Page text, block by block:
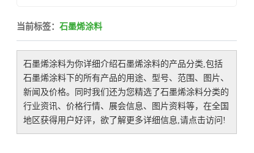
当前标签：石墨烯涂料
石墨烯涂料为你详细介绍石墨烯涂料的产品分类,包括
石墨烯涂料 下的所有产品的用途、型号、范围、图片、
新闻及价格。同时我们还为您精选了石墨烯涂料分类的
行业资讯、价格行情、展会信息、图片资料等，在全国
地区获得用户好评，欲了解更多详细信息,请点击访问!